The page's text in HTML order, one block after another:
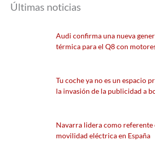
Últimas noticias
Audi confirma una nueva
térmica para el Q8 con
Tu coche ya no es un espacio
la invasión de la publicidad a
Navarra lidera como referente
movilidad eléctrica en España